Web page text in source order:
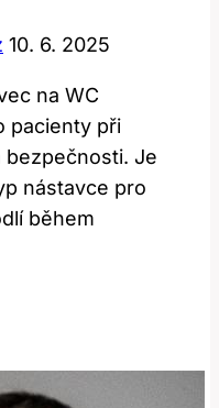
10. 6. 2025
na WC
pacienty při
bezpečnosti. Je
nástavce pro
během